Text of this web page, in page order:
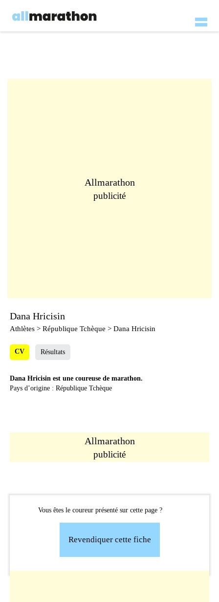
Allmarathon
publicité
Dana Hricisin
Athlètes > République Tchèque > Dana Hricisin
CV Résultats
Dana Hricisin est une coureuse de marathon.
Pays d’origine : République Tchèque
Allmarathon
publicité
Vous êtes le coureur présenté sur cette page ?
Revendiquer cette fiche